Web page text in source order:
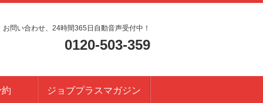
お問い合わせ、24時間365日自動音声受付中！
0120-503-359
ジョブプラスマガジン